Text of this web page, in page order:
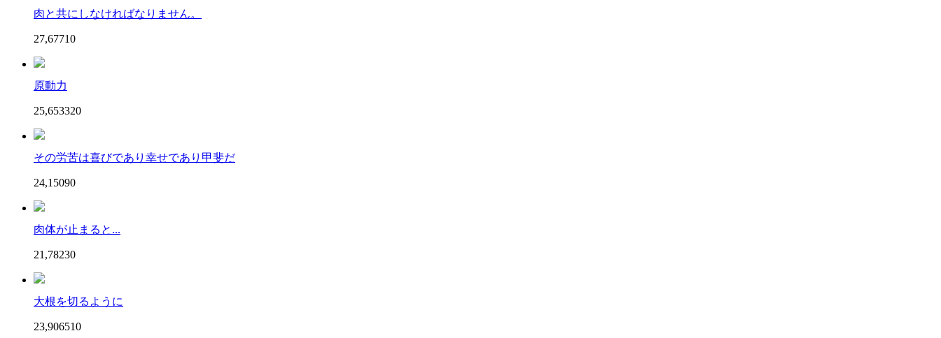
肉と共にしなければなりません。
27,67710
原動力
25,653320
その労苦は喜びであり幸せであり甲斐だ
24,15090
肉体が止まると...
21,78230
大根を切るように
23,906510